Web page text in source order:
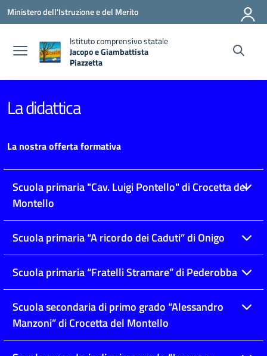
Vai ai contenuti
Vai al menu di navigazione
Vai al footer
Ministero dell'Istruzione e del Merito
Istituto comprensivo statale
Jacopo e Giambattista
Piazzetta
La didattica
La nostra offerta formativa
Scuola primaria "Cav. Luigi Pontello" di Crocetta del
Montello
Scuola primaria “A ricordo dei Caduti” di Onigo
Scuola primaria “Fratelli Stramare” di Pederobba
Scuola secondaria di primo grado “Alessandro
Manzoni” di Crocetta del Montello